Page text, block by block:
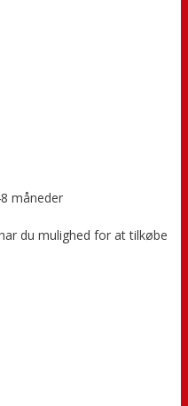
måneder
du mulighed for at tilkøbe